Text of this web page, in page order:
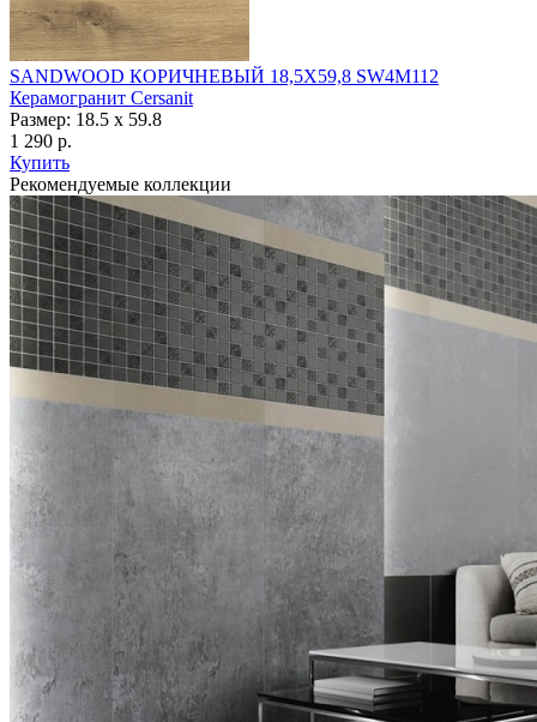
SANDWOOD КОРИЧНЕВЫЙ 18,5X59,8 SW4M112
Керамогранит Cersanit
Размер: 18.5 х 59.8
1 290 р.
Купить
Рекомендуемые коллекции